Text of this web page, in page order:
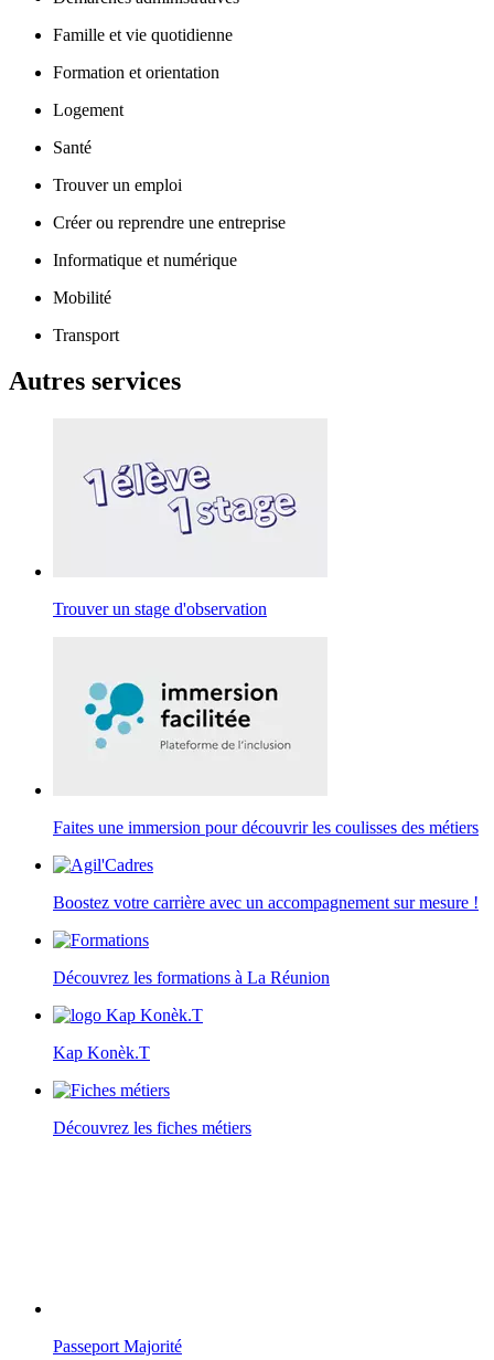
Famille et vie quotidienne
Formation et orientation
Logement
Santé
Trouver un emploi
Créer ou reprendre une entreprise
Informatique et numérique
Mobilité
Transport
Autres services
Trouver un stage d'observation
Faites une immersion pour découvrir les coulisses des métiers
Boostez votre carrière avec un accompagnement sur mesure !
Découvrez les formations à La Réunion
Kap Konèk.T
Découvrez les fiches métiers
Passeport Majorité